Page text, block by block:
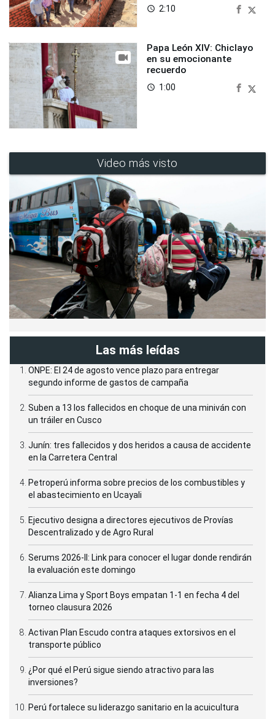
access_time 2:10
Papa León XIV: Chiclayo
en su emocionante
recuerdo
access_time 1:00
Video más visto
Las más leídas
ONPE: El 24 de agosto vence plazo para entregar
segundo informe de gastos de campaña
Suben a 13 los fallecidos en choque de una miniván con
un tráiler en Cusco
Junín: tres fallecidos y dos heridos a causa de accidente
en la Carretera Central
Petroperú informa sobre precios de los combustibles y
el abastecimiento en Ucayali
Ejecutivo designa a directores ejecutivos de Provías
Descentralizado y de Agro Rural
Serums 2026-II: Link para conocer el lugar donde rendirán
la evaluación este domingo
Alianza Lima y Sport Boys empatan 1-1 en fecha 4 del
torneo clausura 2026
Activan Plan Escudo contra ataques extorsivos en el
transporte público
¿Por qué el Perú sigue siendo atractivo para las
inversiones?
Perú fortalece su liderazgo sanitario en la acuicultura